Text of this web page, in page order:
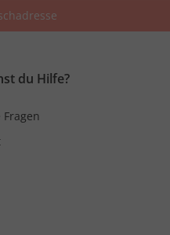
du Hilfe?
Fragen